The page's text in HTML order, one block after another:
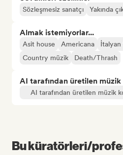
Sözleşmesiz sanatçı Yakında
Almak istemiyorlar...
Asit house Americana İtalyan
Country müzik
Death/Thrash
AI tarafından üretilen müzik
AI tarafından üretilen müzik
Bu küratörleri/